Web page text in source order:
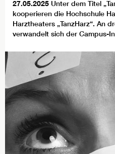
27.05.2025 Unter dem Titel
kooperieren die Hochschule
Harztheaters „TanzHarz“. An
verwandelt sich der Campus-